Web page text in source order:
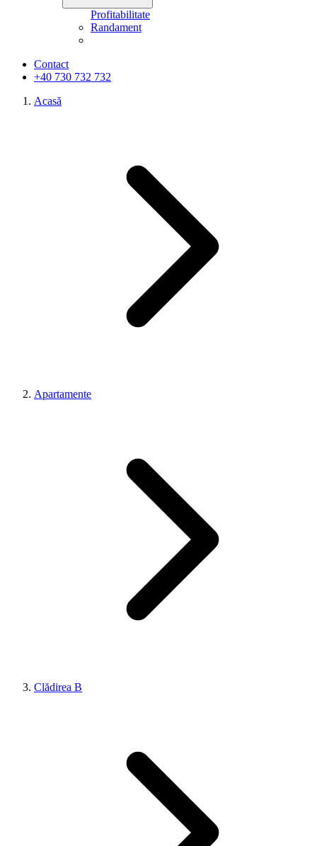
Profitabilitate
Randament
Contact
+40 730 732 732
Acasă
Apartamente
Clădirea B